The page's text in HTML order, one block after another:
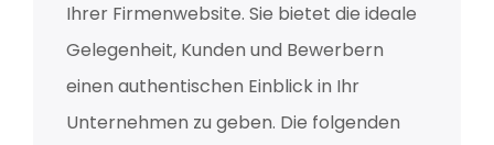
Ihrer Firmenwebsite. Sie bietet die ideale
Gelegenheit, Kunden und Bewerbern
einen authentischen Einblick in Ihr
Unternehmen zu geben. Die folgenden